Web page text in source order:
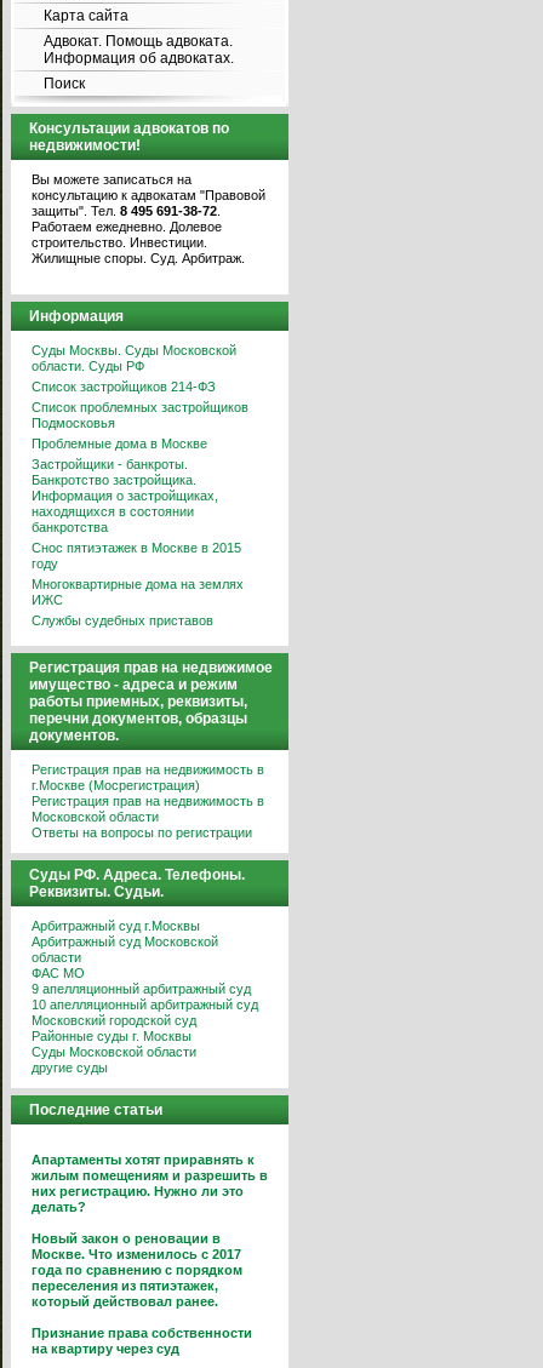
Карта сайта
Адвокат. Помощь адвоката.
Информация об адвокатах.
Поиск
Консультации адвокатов по
недвижимости!
Вы можете записаться на
консультацию к адвокатам "Правовой
защиты". Тел. 8 495 691-38-72
Работаем ежедневно. Долевое
строительство. Инвестиции.
Жилищные споры. Суд. Арбитраж.
Информация
Суды Москвы. Суды Московской
области. Суды РФ
Список застройщиков 214-ФЗ
Список проблемных застройщиков
Подмосковья
Проблемные дома в Москве
Застройщики - банкроты.
Банкротство застройщика.
Информация о застройщиках,
находящихся в состоянии
банкротства
Снос пятиэтажек в Москве в 2015
году
Многоквартирные дома на землях
ИЖС
Службы судебных приставов
Регистрация прав на недвижимое
имущество - адреса и режим
работы приемных, реквизиты,
перечни документов, образцы
документов.
Регистрация прав на недвижимость в
г.Москве (Мосрегистрация)
Регистрация прав на недвижимость в
Московской области
Ответы на вопросы по регистрации
Суды РФ. Адреса. Телефоны.
Реквизиты. Судьи.
Арбитражный суд г.Москвы
Арбитражный суд Московской
области
ФАС МО
9 апелляционный арбитражный суд
10 апелляционный арбитражный суд
Московский городской суд
Районные суды г. Москвы
Суды Московской области
другие суды
Последние статьи
Апартаменты хотят приравнять к
жилым помещениям и разрешить в
них регистрацию. Нужно ли это
делать?
Новый закон о реновации в
Москве. Что изменилось с 2017
года по сравнению с порядком
переселения из пятиэтажек,
который действовал ранее.
Признание права собственности
на квартиру через суд